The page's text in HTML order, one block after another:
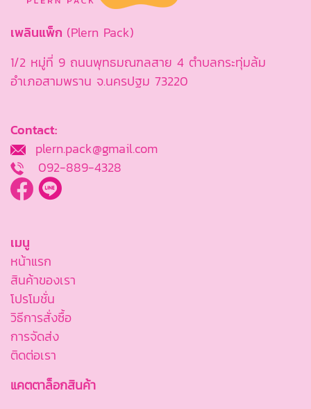
เพลินแพ็ก (Plern Pack)
1/2 หมู่ที่ 9 ถนนพุทธมณฑลสาย 4 ตำบลกระทุ่มล้ม
อำเภอสามพราน จ.นครปฐม 73220
Contact:
plern.pack@gmail.com
092-889-4328
เมนู
หน้าแรก
สินค้าของเรา
โปรโมชั่น
วิธีการสั่งซื้อ
การจัดส่ง
ติดต่อเรา
แคตตาล็อกสินค้า